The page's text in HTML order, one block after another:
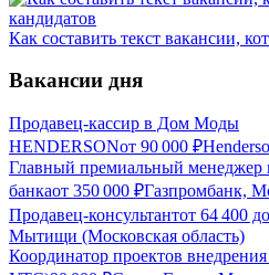
Как составить текст вакансии,
Вакансии дня
Продавец-кассир в Дом Моды
HENDERSONот 90 000 ₽
Главный премиальный менеджер
банкаот 350 000 ₽Газпромбанк,
Продавец-консультантот 64 400 до
Мытищи (Московская область)
Координатор проектов